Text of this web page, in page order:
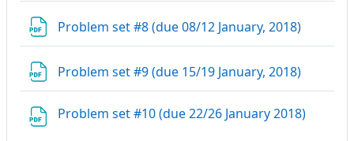
Problem set #8 (due 08/12 January, 2018)
Problem set #9 (due 15/19 January, 2018)
Problem set #10 (due 22/26 January 2018)Datei